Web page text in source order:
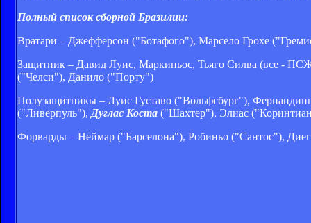
Полный список сборной Бразилии:
Вратари – Джефферсон ("Ботафого"), Марсело Грохе
Защитник – Давид Луис, Маркиньос, Тьяго Силва (все -
("Челси"), Данило ("Порту")
Полузащитникы – Луис Густаво ("Вольфсбург"),
("Ливерпуль"), Дуглас Коста ("Шахтер"), Элиас
Форварды – Неймар ("Барселона"), Робиньо ("Сантос"),